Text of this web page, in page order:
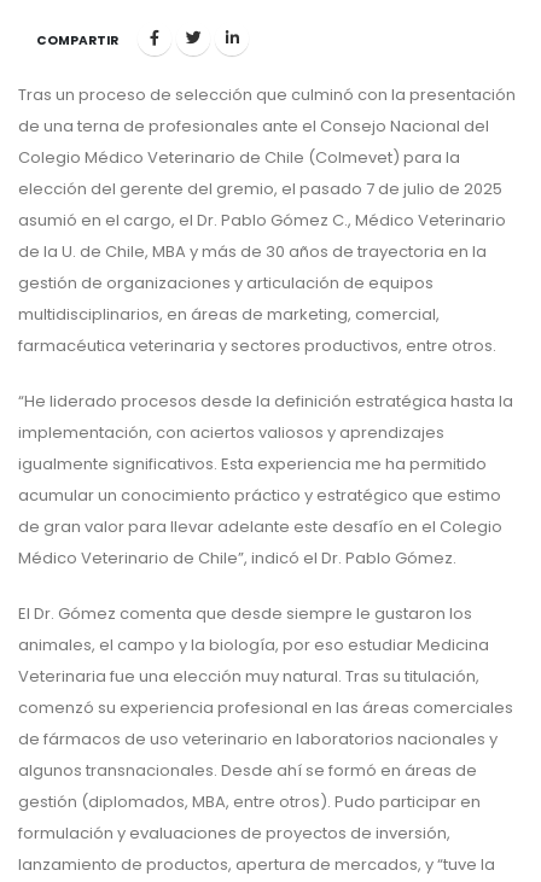
COMPARTIR
Tras un proceso de selección que culminó con la presentación
de una terna de profesionales ante el Consejo Nacional del
Colegio Médico Veterinario de Chile (Colmevet) para la
elección del gerente del gremio, el pasado 7 de julio de 2025
asumió en el cargo, el Dr. Pablo Gómez C., Médico Veterinario
de la U. de Chile, MBA y más de 30 años de trayectoria en la
gestión de organizaciones y articulación de equipos
multidisciplinarios, en áreas de marketing, comercial,
farmacéutica veterinaria y sectores productivos, entre otros.
“He liderado procesos desde la definición estratégica hasta la
implementación, con aciertos valiosos y aprendizajes
igualmente significativos. Esta experiencia me ha permitido
acumular un conocimiento práctico y estratégico que estimo
de gran valor para llevar adelante este desafío en el Colegio
Médico Veterinario de Chile”, indicó el Dr. Pablo Gómez.
El Dr. Gómez comenta que desde siempre le gustaron los
animales, el campo y la biología, por eso estudiar Medicina
Veterinaria fue una elección muy natural. Tras su titulación,
comenzó su experiencia profesional en las áreas comerciales
de fármacos de uso veterinario en laboratorios nacionales y
algunos transnacionales. Desde ahí se formó en áreas de
gestión (diplomados, MBA, entre otros). Pudo participar en
formulación y evaluaciones de proyectos de inversión,
lanzamiento de productos, apertura de mercados, y “tuve la